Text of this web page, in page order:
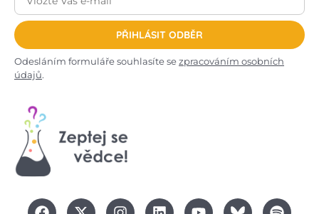
PŘIHLÁSIT ODBĚR
Odesláním formuláře souhlasíte sezpracováním osobních
údajů.